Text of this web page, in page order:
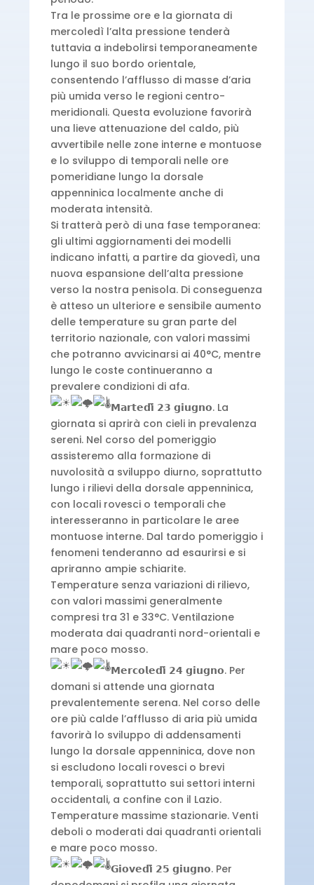
Tra le prossime ore e la giornata di
mercoledì l’alta pressione tenderà
tuttavia a indebolirsi temporaneamente
lungo il suo bordo orientale,
consentendo l’afflusso di masse d’aria
più umida verso le regioni centro-
meridionali. Questa evoluzione favorirà
una lieve attenuazione del caldo, più
avvertibile nelle zone interne e montuose
e lo sviluppo di temporali nelle ore
pomeridiane lungo la dorsale
appenninica localmente anche di
moderata intensità.
Si tratterà però di una fase temporanea:
gli ultimi aggiornamenti dei modelli
indicano infatti, a partire da giovedì, una
nuova espansione dell’alta pressione
verso la nostra penisola. Di conseguenza
è atteso un ulteriore e sensibile aumento
delle temperature su gran parte del
territorio nazionale, con valori massimi
che potranno avvicinarsi ai 40°C, mentre
lungo le coste continueranno a
prevalere condizioni di afa.
𝗠𝗮𝗿𝘁𝗲𝗱𝗶̀ 𝟮𝟯 𝗴𝗶𝘂𝗴𝗻𝗼. La
giornata si aprirà con cieli in prevalenza
sereni. Nel corso del pomeriggio
assisteremo alla formazione di
nuvolosità a sviluppo diurno, soprattutto
lungo i rilievi della dorsale appenninica,
con locali rovesci o temporali che
interesseranno in particolare le aree
montuose interne. Dal tardo pomeriggio i
fenomeni tenderanno ad esaurirsi e si
apriranno ampie schiarite.
Temperature senza variazioni di rilievo,
con valori massimi generalmente
compresi tra 31 e 33°C. Ventilazione
moderata dai quadranti nord-orientali e
mare poco mosso.
𝗠𝗲𝗿𝗰𝗼𝗹𝗲𝗱𝗶̀ 𝟮𝟰 𝗴𝗶𝘂𝗴𝗻𝗼. Per
domani si attende una giornata
prevalentemente serena. Nel corso delle
ore più calde l’afflusso di aria più umida
favorirà lo sviluppo di addensamenti
lungo la dorsale appenninica, dove non
si escludono locali rovesci o brevi
temporali, soprattutto sui settori interni
occidentali, a confine con il Lazio.
Temperature massime stazionarie. Venti
deboli o moderati dai quadranti orientali
e mare poco mosso.
𝗚𝗶𝗼𝘃𝗲𝗱𝗶̀ 𝟮𝟱 𝗴𝗶𝘂𝗴𝗻𝗼. Per